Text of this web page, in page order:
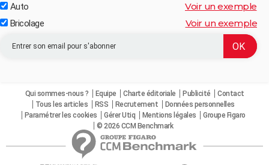
Auto Voir un exemple
Bricolage Voir un exemple
Qui sommes-nous ? Equipe Charte éditoriale Publicité
Contact
Tous les articles
RSS Recrutement
Données personnelles
Paramétrer les cookies
Gérer Utiq Mentions légales
Groupe Figaro
© 2026 CCM Benchmark